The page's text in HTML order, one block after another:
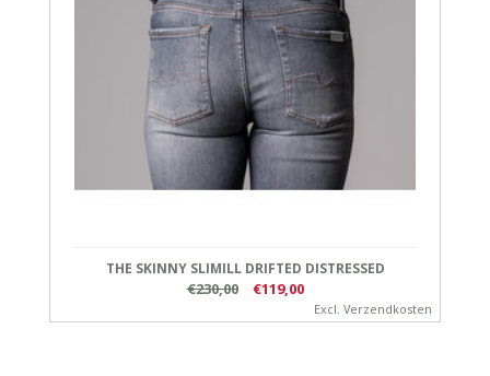
THE SKINNY SLIMILL DRIFTED DISTRESSED
€230,00 €119,00
Excl. Verzendkosten